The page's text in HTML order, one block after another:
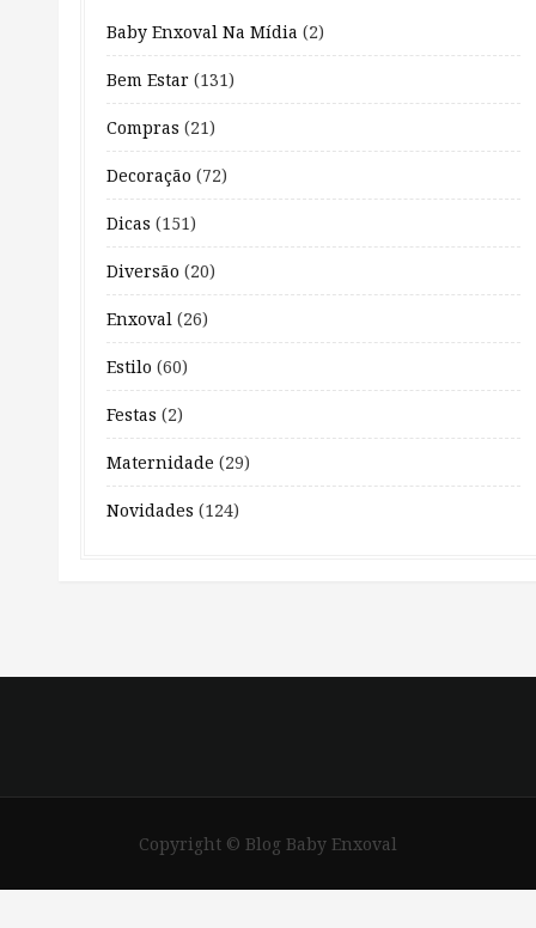
Baby Enxoval Na Mídia (2)
Bem Estar (131)
Compras (21)
Decoração (72)
Dicas (151)
Diversão (20)
Enxoval (26)
Estilo (60)
Festas (2)
Maternidade (29)
Novidades (124)
Copyright © Blog Baby Enxoval